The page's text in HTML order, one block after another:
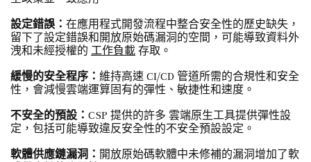
設定錯誤： 在應用程式開發流程中整合安全性的歷史缺失，
留下了設定錯誤和開放原始碼漏洞的空間，可能導致資料外
洩和未經授權的 工作負載 存取。
緩慢的安全程序： 維持高速 CI/CD 管道所需的合規性和安全
性，會減慢雲端運算固有的彈性、敏捷性和速度。
不安全的預設： CSP 提供的許多 雲端原生工具提供彈性設
定，包括可能導致違反安全性的不安全預設設定。
軟體供應鏈漏洞： 開放原始碼軟體中未修補的漏洞增加了軟